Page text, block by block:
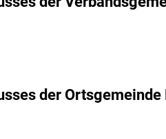
der Ortsgemeinde